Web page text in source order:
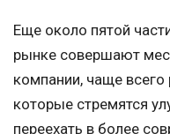
Еще около пятой
рынке совершают
компании, чаще
которые стремятся
переехать в более